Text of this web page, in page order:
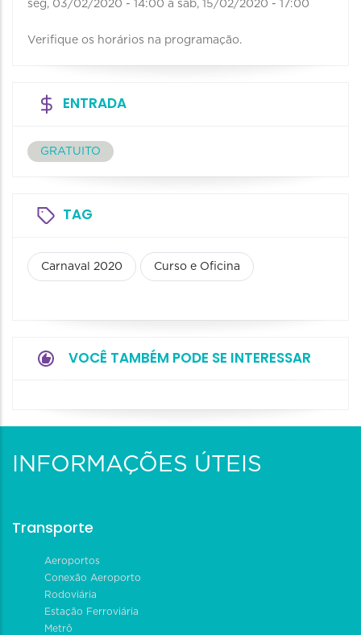
seg, 03/02/2020 - 14:00 a sab, 15/02/2020 - 17:00
Verifique os horários na programação.
ENTRADA
GRATUITO
TAG
Carnaval 2020 Curso e Oficina
VOCÊ TAMBÉM PODE SE INTERESSAR
INFORMAÇÕES ÚTEIS
Transporte
Aeroportos
Conexão Aeroporto
Rodoviária
Estação Ferroviária
Metrô